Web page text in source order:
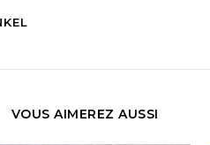
VOUS AIMEREZ AUSSI